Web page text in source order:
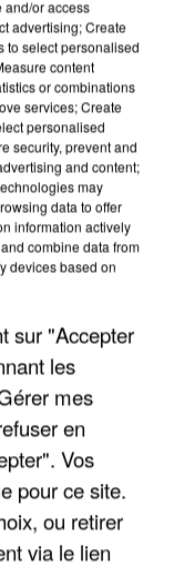
LES REFUGES
and/or access
advertising; Create
to select personalised
content
or combinations
services; Create
personalised
security, prevent and
and content;
may
data to offer
information actively
combine data from
devices based on
sur "Accepter
les
mes
en
Vos
pour ce site.
ou retirer
via le lien